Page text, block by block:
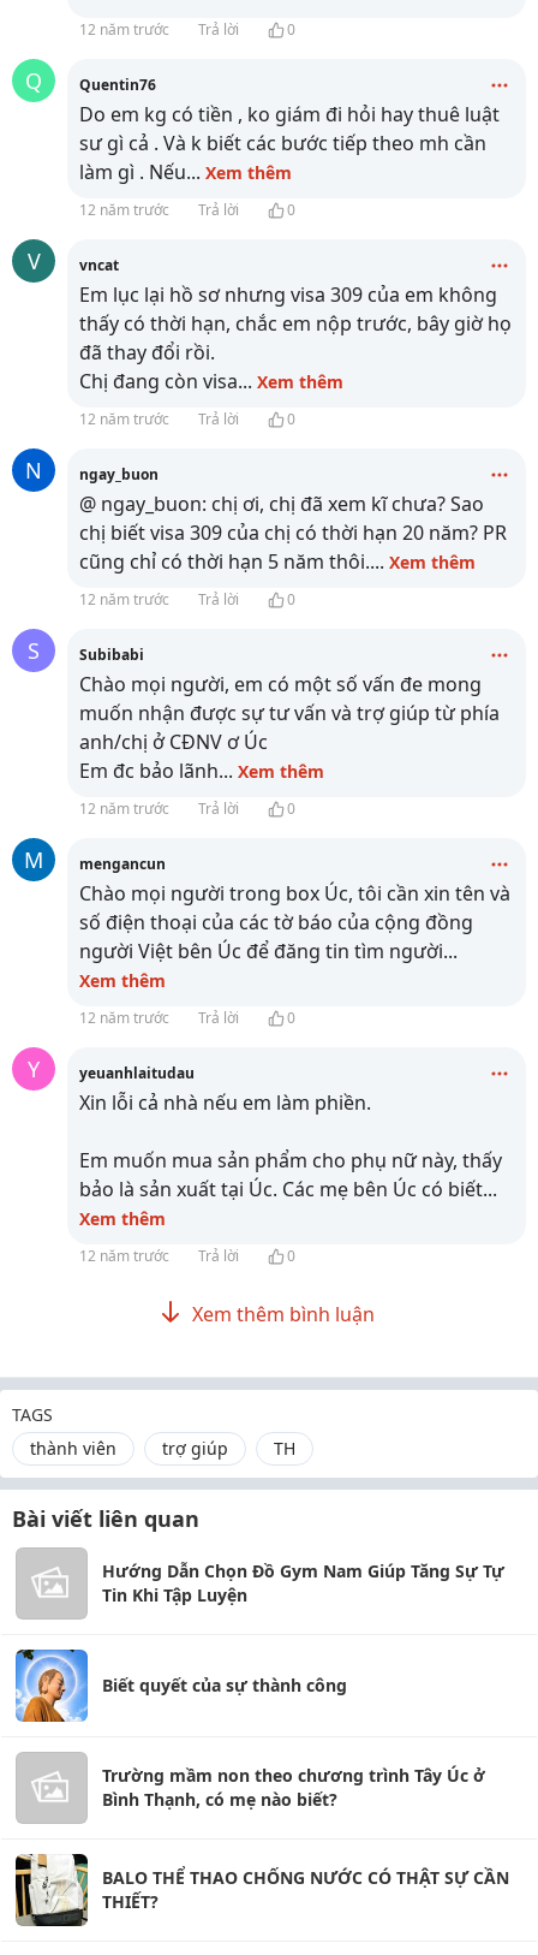
12 năm trước Trả lời 0
Q Quentin76
Do em kg có tiền , ko giám đi hỏi hay thuê luật
sư gì cả . Và k biết các bước tiếp theo mh cần
làm gì . Nếu... Xem thêm
12 năm trước Trả lời 0
V vncat
Em lục lại hồ sơ nhưng visa 309 của em không
thấy có thời hạn, chắc em nộp trước, bây giờ họ
đã thay đổi rồi.
Chị đang còn visa... Xem thêm
12 năm trước Trả lời 0
N ngay_buon
@ ngay_buon: chị ơi, chị đã xem kĩ chưa? Sao
chị biết visa 309 của chị có thời hạn 20 năm? PR
cũng chỉ có thời hạn 5 năm thôi.... Xem thêm
12 năm trước Trả lời 0
S Subibabi
Chào mọi người, em có một số vấn đe mong
muốn nhận được sự tư vấn và trợ giúp từ phía
anh/chị ở CĐNV ơ Úc
Em đc bảo lãnh... Xem thêm
12 năm trước Trả lời 0
M mengancun
Chào mọi người trong box Úc, tôi cần xin tên và
số điện thoại của các tờ báo của cộng đồng
người Việt bên Úc để đăng tin tìm người...
Xem thêm
12 năm trước Trả lời 0
Y yeuanhlaitudau
Xin lỗi cả nhà nếu em làm phiền.
Em muốn mua sản phẩm cho phụ nữ này, thấy
bảo là sản xuất tại Úc. Các mẹ bên Úc có biết...
Xem thêm
12 năm trước Trả lời 0
Xem thêm bình luận
TAGS
thành viên
trợ giúp TH
Bài viết liên quan
Hướng Dẫn Chọn Đồ Gym Nam Giúp Tăng Sự Tự
Tin Khi Tập Luyện
Biết quyết của sự thành công
Trường mầm non theo chương trình Tây Úc ở
Bình Thạnh, có mẹ nào biết?
BALO THỂ THAO CHỐNG NƯỚC CÓ THẬT SỰ CẦN
THIẾT?